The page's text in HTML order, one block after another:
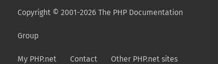
Copyright © 2001-2026 The PHP Documentation
Group
My PHP.net Contact Other PHP.net sites